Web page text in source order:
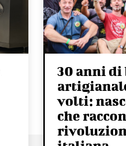
30 anni
volti:
che